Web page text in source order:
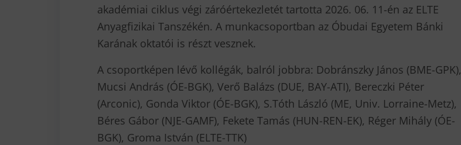
akadémiai ciklus végi záróértekezletét tartotta 2026. 06. 11-én az ELTE
Anyagfizikai Tanszékén. A munkacsoportban az Óbudai Egyetem Bánki
Karának oktatói is részt vesznek.
A csoportképen lévő kollégák, balról jobbra: Dobránszky János (BME-GPK),
Mucsi András (ÓE-BGK), Verő Balázs (DUE, BAY-ATI), Bereczki Péter
(Arconic), Gonda Viktor (ÓE-BGK), S.Tóth László (ME, Univ. Lorraine-Metz),
Béres Gábor (NJE-GAMF), Fekete Tamás (HUN-REN-EK), Réger Mihály (ÓE-
BGK), Groma István (ELTE-TTK)